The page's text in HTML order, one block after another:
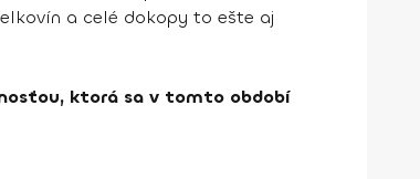
a celé dokopy to ešte aj
ktorá sa v tomto období